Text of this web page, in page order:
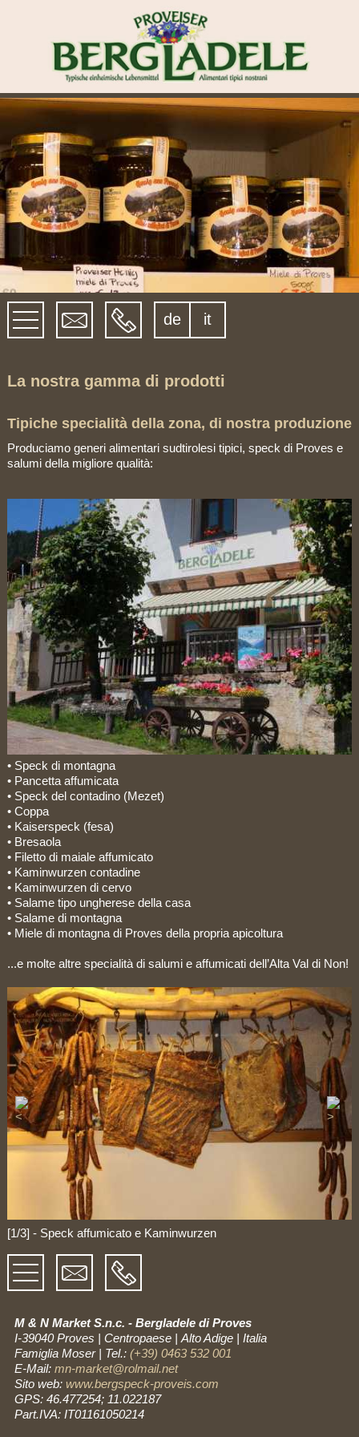
de it
La nostra gamma di prodotti
Tipiche specialità della zona, di nostra produzione
Produciamo generi alimentari sudtirolesi tipici, speck di Proves e
salumi della migliore qualità:
• Speck di montagna
• Pancetta affumicata
• Speck del contadino (Mezet)
• Coppa
• Kaiserspeck (fesa)
• Bresaola
• Filetto di maiale affumicato
• Kaminwurzen contadine
• Kaminwurzen di cervo
• Salame tipo ungherese della casa
• Salame di montagna
• Miele di montagna di Proves della propria apicoltura
...e molte altre specialità di salumi e affumicati dell’Alta Val di Non!
[1/3] - Speck affumicato e Kaminwurzen
M & N Market S.n.c. - Bergladele di Proves
I-39040 Proves | Centropaese| Alto Adige | Italia
Famiglia Moser| Tel.: (+39) 0463 532 001
E-Mail: mn-market@rolmail.net
Sito web: www.bergspeck-proveis.com
GPS: 46.477254; 11.022187
Part.IVA: IT01161050214